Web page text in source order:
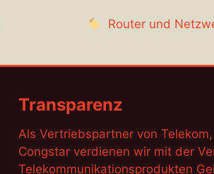
Router und
Transparenz
Als Vertriebspartner von
Congstar verdienen wir mit der
Telekommunikationsprodukten